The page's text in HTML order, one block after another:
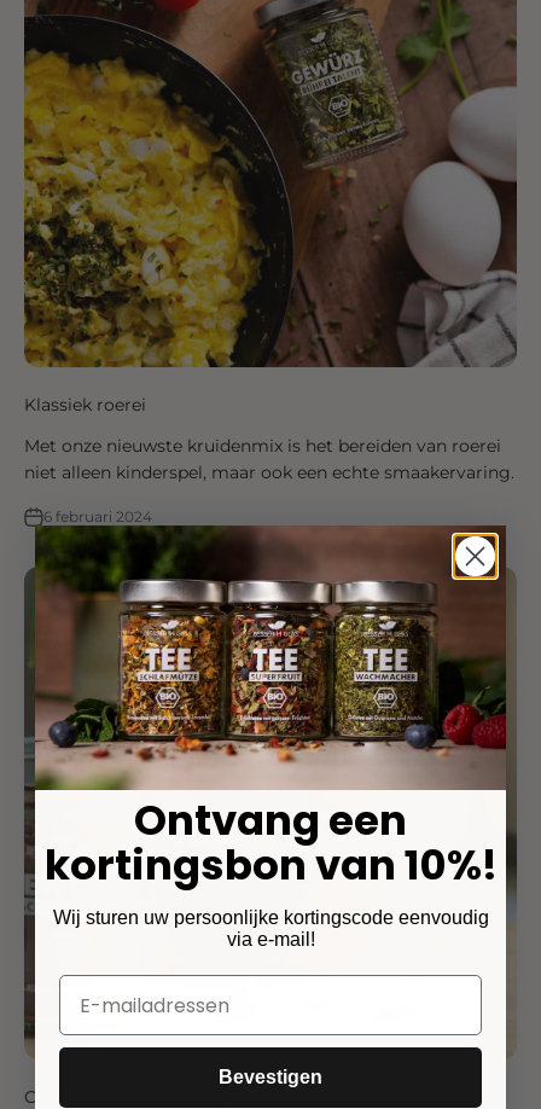
Klassiek roerei
Met onze nieuwste kruidenmix is het bereiden van roerei
niet alleen kinderspel, maar ook een echte smaakervaring.
6 februari 2024
Chocolade chia pudding
Ontvang een
kortingsbon van 10%!
Wij sturen uw persoonlijke kortingscode eenvoudig
via e-mail!
Bevestigen